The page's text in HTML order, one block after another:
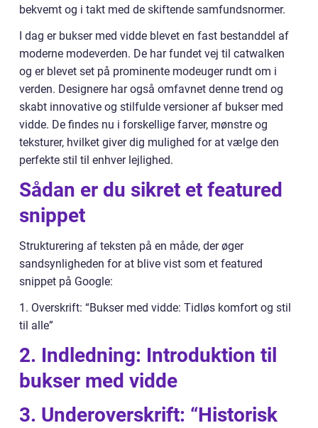
bekvemt og i takt med de skiftende samfundsnormer.
I dag er bukser med vidde blevet en fast bestanddel af
moderne modeverden. De har fundet vej til catwalken
og er blevet set på prominente modeuger rundt om i
verden. Designere har også omfavnet denne trend og
skabt innovative og stilfulde versioner af bukser med
vidde. De findes nu i forskellige farver, mønstre og
teksturer, hvilket giver dig mulighed for at vælge den
perfekte stil til enhver lejlighed.
Sådan er du sikret et featured
snippet
Strukturering af teksten på en måde, der øger
sandsynligheden for at blive vist som et featured
snippet på Google:
1. Overskrift: “Bukser med vidde: Tidløs komfort og stil
til alle”
2. Indledning: Introduktion til
bukser med vidde
3. Underoverskrift: “Historisk